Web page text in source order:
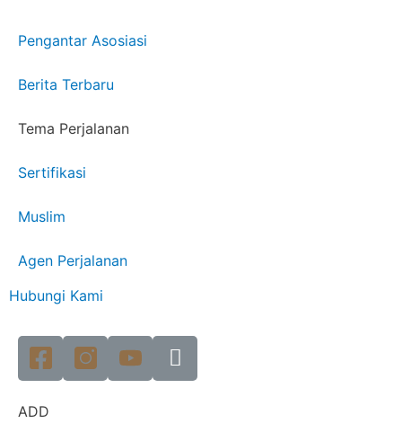
Pengantar Asosiasi
Berita Terbaru
Tema Perjalanan
Sertifikasi
Muslim
Agen Perjalanan
Hubungi Kami
ADD